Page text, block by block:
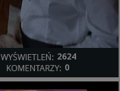
i województwie, a od
a także na moją
2624
0